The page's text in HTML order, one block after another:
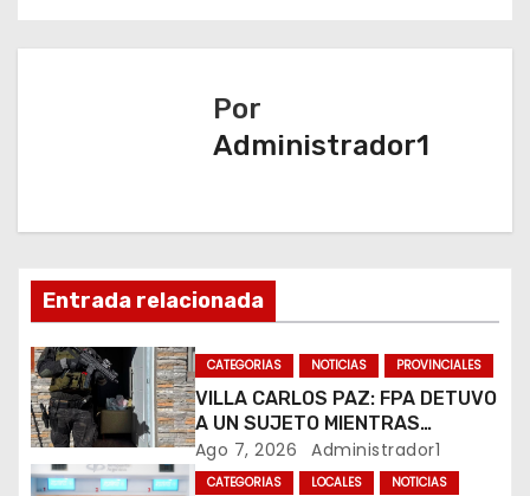
g
n
d
e
e
Por
Administrador1
Entrada relacionada
CATEGORIAS NOTICIAS PROVINCIALES
VILLA CARLOS PAZ: FPA DETUVO
A UN SUJETO MIENTRAS
COMERCIALIZABA COCAÍNA Y
MARIHUANA EN UNA PLAZA
Ago 7, 2026 Administrador1
CATEGORIAS LOCALES NOTICIAS